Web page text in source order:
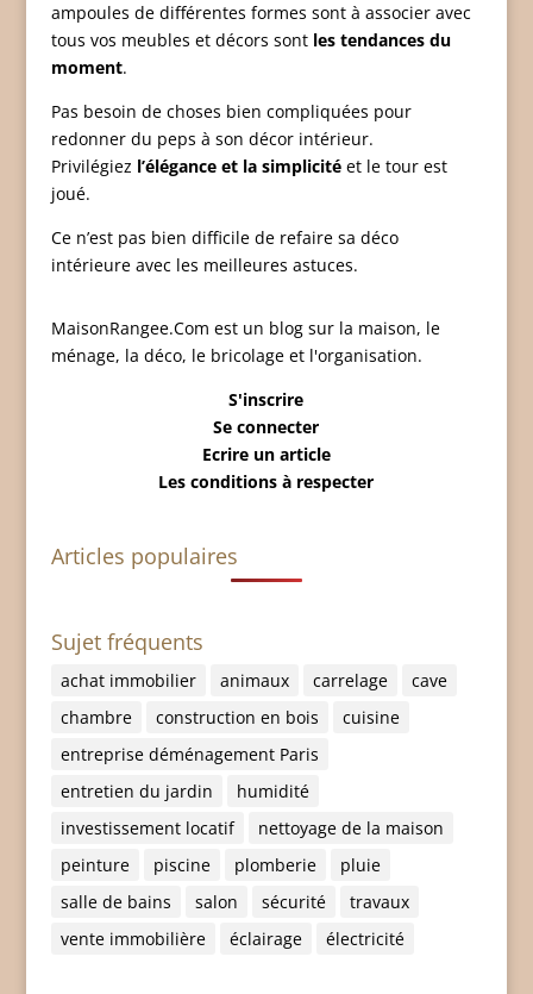
ampoules de différentes formes sont à associer avec
tous vos meubles et décors sont les tendances du
moment.
Pas besoin de choses bien compliquées pour
redonner du peps à son décor intérieur.
Privilégiez l’élégance et la simplicitéet le tour est
joué.
Ce n’est pas bien difficile de refaire sa déco
intérieure avec les meilleures astuces.
MaisonRangee.Com est un blog sur la maison, le
ménage, la déco, le bricolage et l'organisation.
S'inscrire
Se connecter
Ecrire un article
Les conditions à respecter
Articles populaires
Sujet fréquents
achat immobilier animaux carrelage
cave
chambre
construction en bois
cuisine
entreprise déménagement Paris
entretien du jardin
humidité
investissement locatif
nettoyage de la maison
peinture
piscine plomberie
pluie
salle de bains
salon sécurité
travaux
vente immobilière
éclairage électricité